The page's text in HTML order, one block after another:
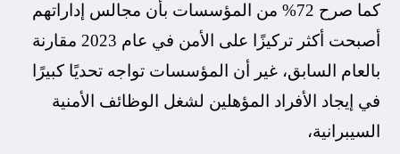
كما صرح 72% من المؤسسات بأن مجالس إداراتهم
أصبحت أكثر تركيزًا على الأمن في عام 2023 مقارنة
بالعام السابق، غير أن المؤسسات تواجه تحديًا كبيرًا
في إيجاد الأفراد المؤهلين لشغل الوظائف الأمنية
السيبرانية،